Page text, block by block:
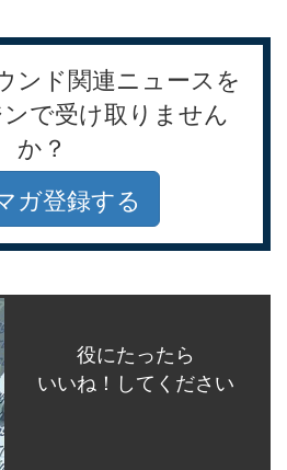
ンド関連ニュースを
で受け取りません
か？
ガ登録する
役にたったら
いいね！してください